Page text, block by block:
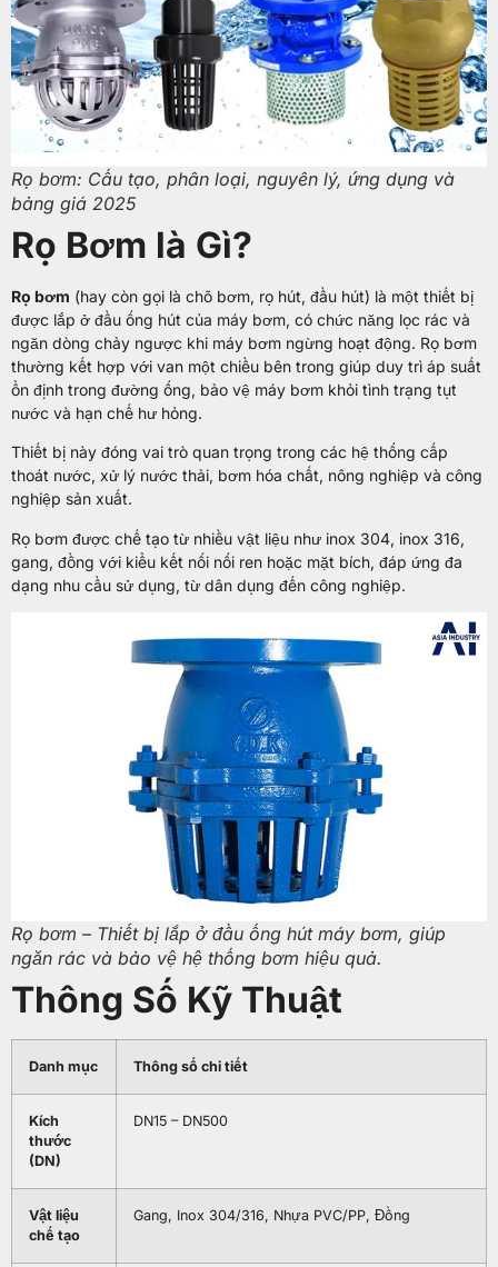
Rọ bơm: Cấu tạo, phân loại, nguyên lý, ứng dụng và
bảng giá 2025
Rọ Bơm là Gì?
Rọ bơm (hay còn gọi là chõ bơm, rọ hút, đầu hút) là một thiết bị
được lắp ở đầu ống hút của máy bơm, có chức năng lọc rác và
ngăn dòng chảy ngược khi máy bơm ngừng hoạt động. Rọ bơm
thường kết hợp với van một chiều bên trong giúp duy trì áp suất
ổn định trong đường ống, bảo vệ máy bơm khỏi tình trạng tụt
nước và hạn chế hư hỏng.
Thiết bị này đóng vai trò quan trọng trong các hệ thống cấp
thoát nước, xử lý nước thải, bơm hóa chất, nông nghiệp và công
nghiệp sản xuất.
Rọ bơm được chế tạo từ nhiều vật liệu như inox 304, inox 316,
gang, đồng với kiểu kết nối nối ren hoặc mặt bích, đáp ứng đa
dạng nhu cầu sử dụng, từ dân dụng đến công nghiệp.
Rọ bơm – Thiết bị lắp ở đầu ống hút máy bơm, giúp
ngăn rác và bảo vệ hệ thống bơm hiệu quả.
Thông Số Kỹ Thuật
Danh mục Thông số chi tiết
Kích
thước
(DN)
DN15 – DN500
Vật liệu
chế tạo
Gang, Inox 304/316, Nhựa PVC/PP, Đồng